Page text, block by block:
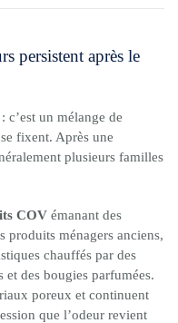
persistent après le
c’est un mélange de
fixent. Après une
plusieurs familles
COV émanant des
produits ménagers anciens,
chauffés par des
et des bougies parfumées.
poreux et continuent
que l’odeur revient